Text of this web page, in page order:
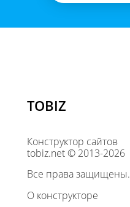
TOBIZ
Конструктор сайтов
tobiz.net © 2013-2026
Все права защищены.
О конструкторе